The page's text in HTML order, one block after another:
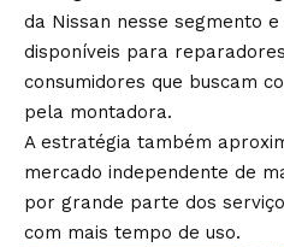
da Nissan nesse segmento
disponíveis para
consumidores que buscam
pela montadora.
A estratégia também
mercado independente de
por grande parte dos
com mais tempo de uso.